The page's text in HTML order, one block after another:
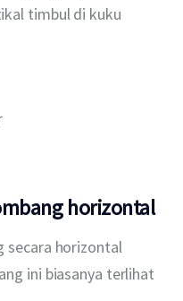
timbul di kuku
horizontal
secara horizontal
ini biasanya terlihat